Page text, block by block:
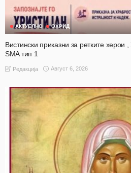
АКТУЕЛНО ОХРИД
Вистински приказни за ретките херои ,
SMA тип 1
Редакција Август 6, 2026